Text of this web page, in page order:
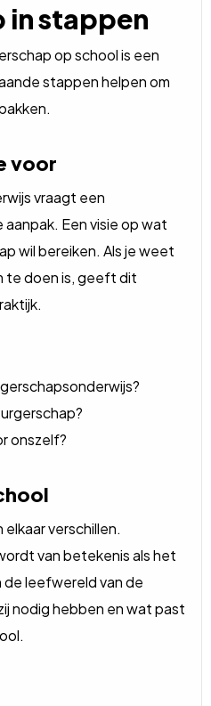
in stappen
op school is een
stappen helpen om
voor
vraagt een
Een visie op wat
wil bereiken. Als je weet
te doen is, geeft dit
onszelf?
verschillen.
van betekenis als het
leefwereld van de
nodig hebben en wat past